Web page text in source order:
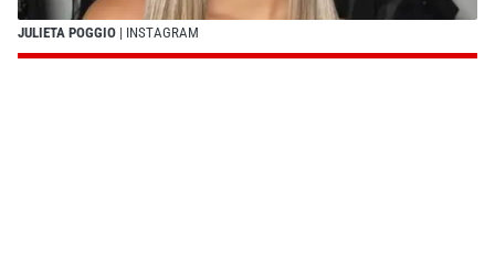
JULIETA POGGIO | INSTAGRAM